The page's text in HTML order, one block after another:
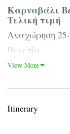
Καρναβάλι
Τελική τιμή
Αναχώρηση
Βενετία
Η Βενετία
Η πόλη της
εκατόν δέκα
View More
Itinerary